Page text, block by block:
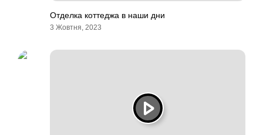
Отделка коттеджа в наши дни
3 Жовтня, 2023